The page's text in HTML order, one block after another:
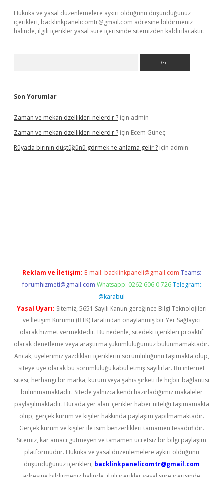
Hukuka ve yasal düzenlemelere aykırı olduğunu düşündüğünüz
içerikleri, backlinkpanelicomtr@gmail.com adresine bildirmeniz
halinde, ilgili içerikler yasal süre içerisinde sitemizden kaldırılacaktır.
Son Yorumlar
Zaman ve mekan özellikleri nelerdir ? için admin
Zaman ve mekan özellikleri nelerdir ? için Ecem Güneç
Rüyada birinin düştüğünü görmek ne anlama gelir ? için admin
Reklam ve İletişim: E-mail: backlinkpaneli@gmail.com Teams:
forumhizmeti@gmail.com Whatsapp: 0262 606 0 726 Telegram:
@karabul
Yasal Uyarı: Sitemiz, 5651 Sayılı Kanun gereğince Bilgi Teknolojileri
ve İletişim Kurumu (BTK) tarafından onaylanmış bir Yer Sağlayıcı
olarak hizmet vermektedir. Bu nedenle, sitedeki içerikleri proaktif
olarak denetleme veya araştırma yükümlülüğümüz bulunmamaktadır.
Ancak, üyelerimiz yazdıkları içeriklerin sorumluluğunu taşımakta olup,
siteye üye olarak bu sorumluluğu kabul etmiş sayılırlar. Bu internet
sitesi, herhangi bir marka, kurum veya şahıs şirketi ile hiçbir bağlantısı
bulunmamaktadır. Sitede yalnızca kendi hazırladığımız makaleler
paylaşılmaktadır. Burada yer alan içerikler haber niteliği taşımamakta
olup, gerçek kurum ve kişiler hakkında paylaşım yapılmamaktadır.
Gerçek kurum ve kişiler ile isim benzerlikleri tamamen tesadüfidir.
Sitemiz, kar amacı gütmeyen ve tamamen ücretsiz bir bilgi paylaşım
platformudur. Hukuka ve yasal düzenlemelere aykırı olduğunu
düşündüğünüz içerikleri, backlinkpanelicomtr@gmail.com